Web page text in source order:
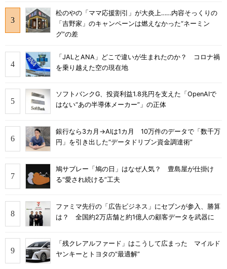
松のやの「ママ応援割引」が大炎上……内容そっくりの
「吉野家」のキャンペーンは燃えなかった“ネーミン
グ”の差
「JALとANA」どこで違いが生まれたのか？ コロナ禍
を乗り越えた空の現在地
ソフトバンクG、投資利益1.8兆円を支えた「OpenAIで
はない“あの半導体メーカー”」の正体
銀行なら3カ月→AIは1カ月 10万件のデータで「数千万
円」を引き出した“データドリブン資金調達術”
鳩サブレー「鳩の日」はなぜ人気？ 豊島屋が仕掛け
る“愛され続ける”工夫
ファミマ先行の「広告ビジネス」にセブンが参入、勝算
は？ 全国約2万店舗と約1億人の顧客データを武器に
「残クレアルファード」はこうして広まった マイルド
ヤンキーとトヨタの“最適解”